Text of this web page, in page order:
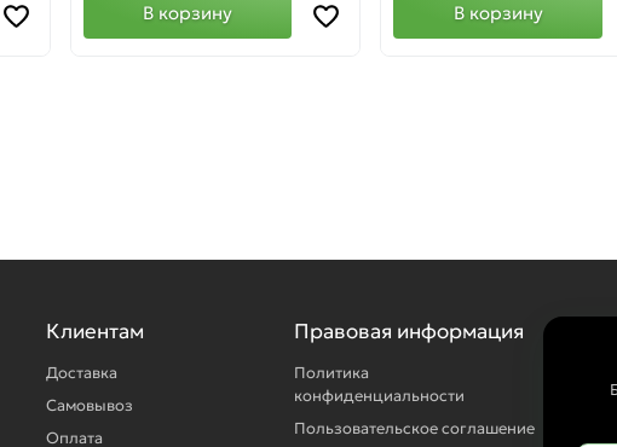
В корзину В корзину
Клиентам
Доставка
Самовывоз
Оплата
Правовая информация
Политика
конфиденциальности
Пользовательское соглашение